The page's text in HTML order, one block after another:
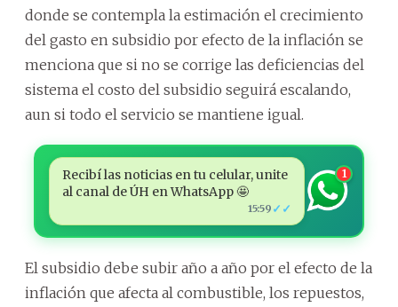
donde se contempla la estimación el crecimiento
del gasto en subsidio por efecto de la inflación se
menciona que si no se corrige las deficiencias del
sistema el costo del subsidio seguirá escalando,
aun si todo el servicio se mantiene igual.
Recibí las noticias en tu celular, unite
al canal de ÚH en WhatsApp 🤩
15:59 ✓✓
1
El subsidio debe subir año a año por el efecto de la
inflación que afecta al combustible, los repuestos,